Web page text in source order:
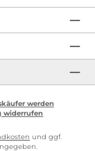
werden
widerrufen
und ggf.